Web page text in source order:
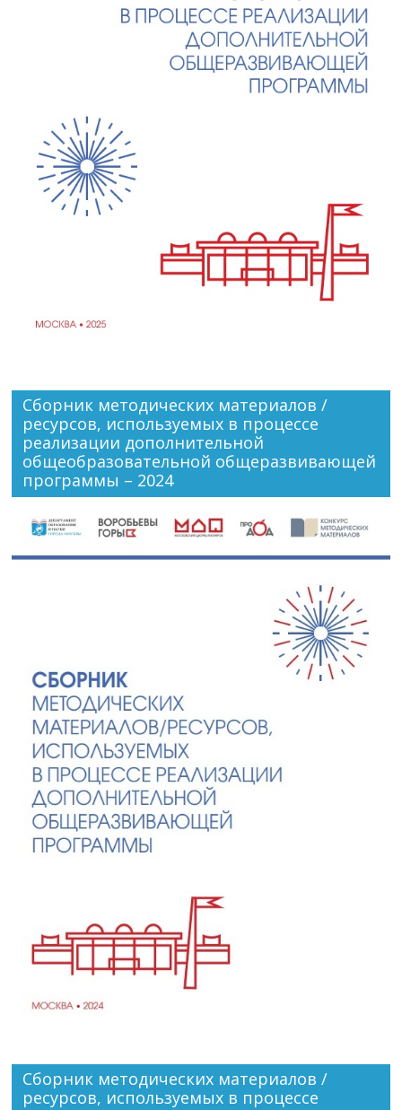
Сборник методических материалов /
ресурсов, используемых в процессе
реализации дополнительной
общеобразовательной общеразвивающей
программы – 2024
Сборник методических материалов /
ресурсов, используемых в процессе